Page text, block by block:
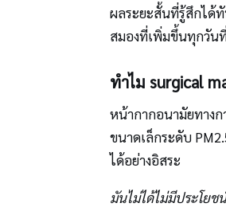
ผลระยะสั้นที่รู้สึกได้ทั
สมองที่เพิ่มขึ้นทุกวัน
ทำไม surgical
หน้ากากอนามัยทาง
ขนาดเล็กระดับ
ได้อย่างอิสระ
มันไม่ได้ไม่มีประโยชน์